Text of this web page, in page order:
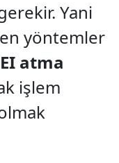
Yani
yöntemler
atma
işlem